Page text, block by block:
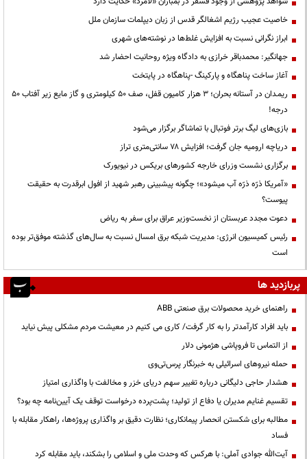
خاصیت عجیب رژیم اشغالگر قدس از زبان دیپلمات سازمان ملل
ابراز نگرانی نسبت به افزایش غلط‌ها در نوشته‌های شهری
جهانگیر: محمدباقر خرازی به دادگاه ویژه روحانیت احضار شد
آغاز ساخت پناهگاه و پارکینگ -پناهگاه در پایتخت
ریمـدان در آستانه بحران؛ ۳ هزار کامیون قفل، صف ۵۰ کیلومتری و گاز مایع زیر آفتاب ۵۰
درجه!
بازی‌های لیگ برتر فوتبال با تماشاگر برگزار می‌شود
دریاچه ارومیه جان گرفت؛ افزایش ۷۸ سانتی‌متری تراز
برگزاری نشست وزرای خارجه کشورهای بریکس در نیویورک
«آمریکا ذرّه ذرّه آب میشود»؛ چگونه پیشبینی رهبر شهید از افول ابرقدرت به حقیقت
پیوست؟
دعوت مجدد عربستان از نخست‌وزیر عراق برای سفر به ریاض
رئیس کمیسیون انرژی: مدیریت شبکه برق امسال نسبت به سال‌های گذشته موفق‌تر بوده
است
پربازدید ها
راهنمای خرید محصولات برق صنعتی ABB
باید افراد کارآمدتر را به کار گرفت/ کاری می کنیم در معیشت مردم مشکلی پیش نیاید
از التماس تا فروپاشی هژمونی دلار
حمله نیروهای اسرائیلی به خبرنگار پرس‌تی‌وی
هشدار حاجی دلیگانی درباره تغییر سهم دریای خزر و مخالفت با واگذاری امتیاز
تقسیم غنایم مدیران یا دفاع از تولید؛ پشت‌پرده درخواست توقف یک آیین‌نامه چه بود؟
مطالبه برای شکستن انحصار پیمانکاری؛ نظارت دقیق بر واگذاری پروژه‌ها، راهکار مقابله با
فساد
آیت‌الله جوادی آملی: با هرکس که وحدت ملی و اسلامی را بشکند، باید مقابله کرد